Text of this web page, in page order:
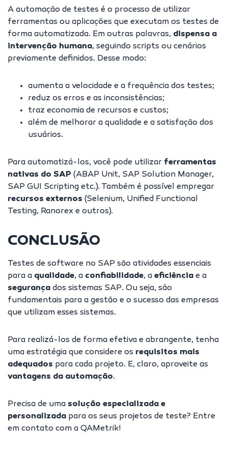
A automação de testes é o processo de utilizar
ferramentas ou aplicações que executam os testes de
forma automatizada. Em outras palavras, dispensa a
intervenção humana, seguindo scripts ou cenários
previamente definidos. Desse modo:
aumenta a velocidade e a frequência dos testes;
reduz os erros e as inconsistências;
traz economia de recursos e custos;
além de melhorar a qualidade e a satisfação dos
usuários.
Para automatizá-los, você pode utilizar ferramentas
nativas do SAP (ABAP Unit, SAP Solution Manager,
SAP GUI Scripting etc.). Também é possível empregar
recursos externos (Selenium, Unified Functional
Testing, Ranorex e outros).
CONCLUSÃO
Testes de software no SAP são atividades essenciais
para a qualidade, a confiabilidade, a eficiência e a
segurança dos sistemas SAP. Ou seja, são
fundamentais para a gestão e o sucesso das empresas
que utilizam esses sistemas.
Para realizá-los de forma efetiva e abrangente, tenha
uma estratégia que considere os requisitos mais
adequados para cada projeto. E, claro, aproveite as
vantagens da automação.
Precisa de uma solução especializada e
personalizada para os seus projetos de teste? Entre
em contato com a QAMetrik!